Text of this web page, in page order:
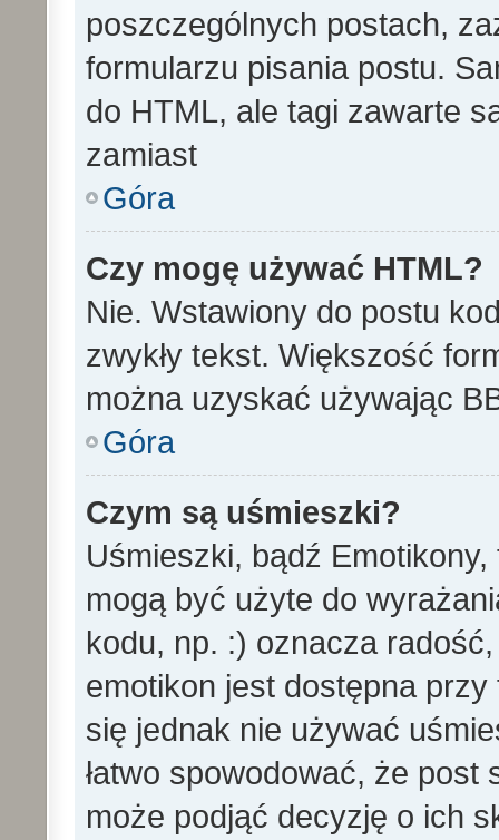
poszczególnych postach,
formularzu pisania postu.
do HTML, ale tagi zawarte
zamiast
Góra
Czy mogę używać HTML?
Nie. Wstawiony do postu
zwykły tekst. Większość
można uzyskać używając
Góra
Czym są uśmieszki?
Uśmieszki, bądź
mogą być użyte do
kodu, np. :) oznacza
emotikon jest dostępna
się jednak nie używać
łatwo spowodować, że
może podjąć decyzję o ich